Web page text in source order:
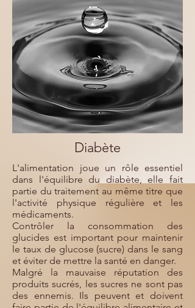
Diabète
L'alimentation joue un rôle essentiel
dans l'équilibre du diabète, elle fait
partie du traitement au même titre que
l'activité physique régulière et les
médicaments.
Contrôler la consommation des
glucides est important pour maintenir
le taux de glucose (sucre) dans le sang
et éviter de mettre la santé en danger.
Malgré la mauvaise réputation des
produits sucrés, les sucres ne sont pas
des ennemis. Ils peuvent et doivent